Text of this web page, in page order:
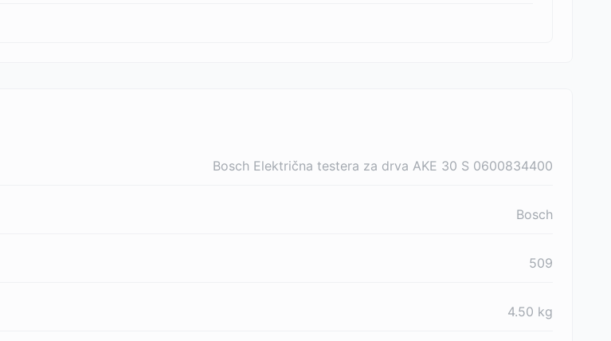
Bosch Električna testera za drva AKE 30 S 0600834400
Bosch
509
4.50 kg